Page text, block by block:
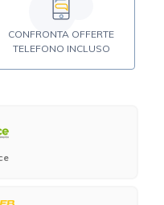
CONFRONTA OFFERTE
TELEFONO INCLUSO